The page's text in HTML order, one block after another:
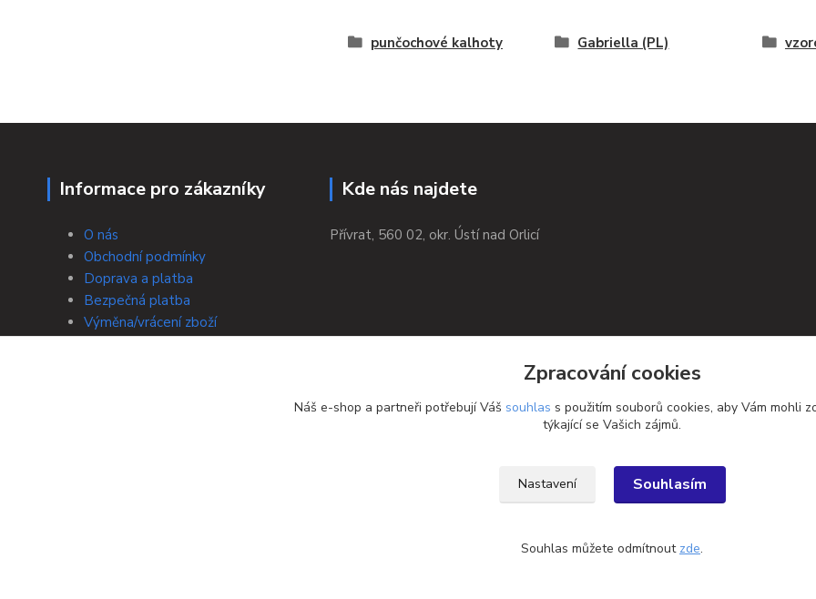
punčochové kalhoty
Gabriella (PL)
Informace pro zákazníky
O nás
Obchodní podmínky
Doprava a platba
Bezpečná platba
Výměna/vrácení zboží
Kde nás najdete
Přívrat, 560 02, okr. Ústí nad Orlicí
Zpracování cookies
Náš e-shop a partneři potřebují Váš souhlas s použitím souborů cookies, aby Vám mohli
týkající se Vašich zájmů.
Nastavení Souhlasím
Souhlas můžete odmítnout zde.